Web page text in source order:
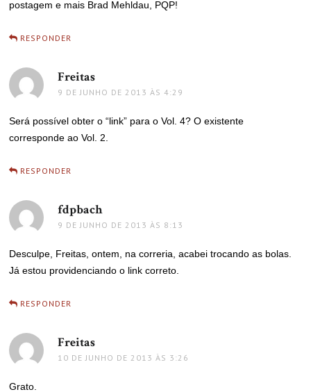
postagem e mais Brad Mehldau, PQP!
RESPONDER
Freitas
9 DE JUNHO DE 2013 ÀS 4:29
Será possível obter o “link” para o Vol. 4? O existente
corresponde ao Vol. 2.
RESPONDER
fdpbachdisse:
9 DE JUNHO DE 2013 ÀS 8:13
Desculpe, Freitas, ontem, na correria, acabei trocando as bolas.
Já estou providenciando o link correto.
RESPONDER
Freitas
10 DE JUNHO DE 2013 ÀS 3:26
Grato.